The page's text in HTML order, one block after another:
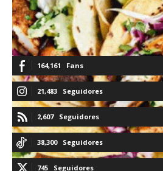
164,161 Fans
21,483 Seguidores
2,607 Seguidores
38,300 Seguidores
745 Seguidores